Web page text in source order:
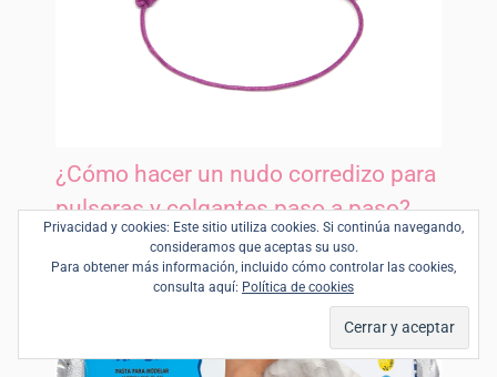
¿Cómo hacer un nudo corredizo para
pulseras y colgantes paso a paso?
Nudos
Privacidad y cookies: Este sitio utiliza cookies. Si continúa navegando,
consideramos que aceptas su uso.
Para obtener más información, incluido cómo controlar las cookies,
consulta aquí: Política de cookies